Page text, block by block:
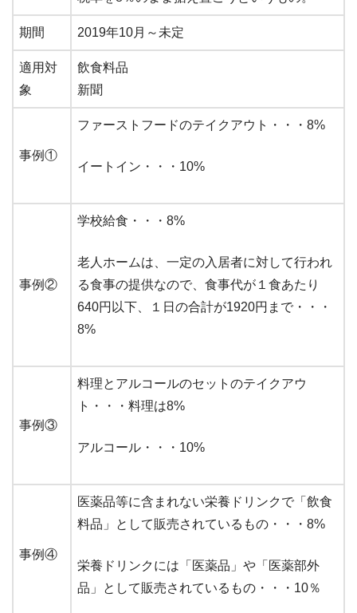
期間 2019年10月～未定
適用対
象
飲食料品
新聞
事例①
ファーストフードのテイクアウト・・・8%
イートイン・・・10%
事例②
学校給食・・・8%
老人ホームは、一定の入居者に対して行われ
る食事の提供なので、食事代が１食あたり
640円以下、１日の合計が1920円まで・・・
8%
事例③
料理とアルコールのセットのテイクアウ
ト・・・料理は8%
アルコール・・・10%
事例④
医薬品等に含まれない栄養ドリンクで「飲食
料品」として販売されているもの・・・8%
栄養ドリンクには「医薬品」や「医薬部外
品」として販売されているもの・・・10％